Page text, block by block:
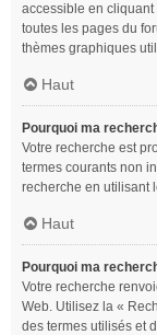
accessible en
toutes les pages du
thèmes graphiques
Haut
Pourquoi ma
Votre recherche est
termes courants non
recherche en utilisant
Haut
Pourquoi ma
Votre recherche
Web. Utilisez la «
des termes utilisés et